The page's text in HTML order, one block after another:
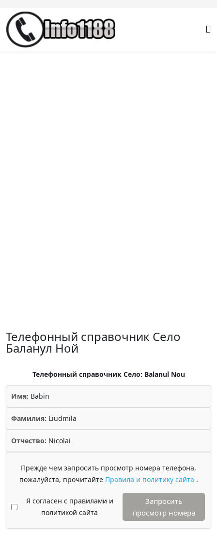
Телефонный справочник Село
Баланул Ной
Телефонный справочник Село: Balanul Nou
Имя: Babin
Фамилия: Liudmila
Отчество: Nicolai
Прежде чем запросить просмотр номера телефона,
пожалуйста, прочитайте Правила и политику сайта .
Я согласен с правилами и
политикой сайта
Запросить
просмотр номера